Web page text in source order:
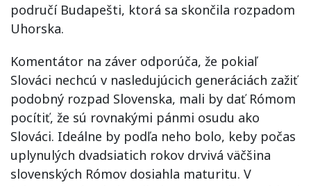
područí Budapešti, ktorá sa skončila rozpadom
Uhorska.
Komentátor na záver odporúča, že pokiaľ
Slováci nechcú v nasledujúcich generáciách zažiť
podobný rozpad Slovenska, mali by dať Rómom
pocítiť, že sú rovnakými pánmi osudu ako
Slováci. Ideálne by podľa neho bolo, keby počas
uplynulých dvadsiatich rokov drvivá väčšina
slovenských Rómov dosiahla maturitu. V